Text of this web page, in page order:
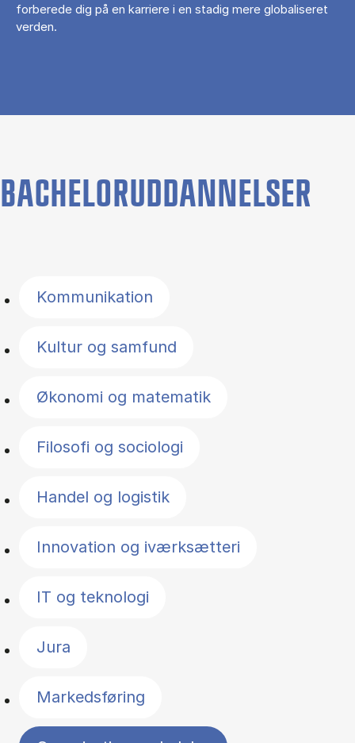
forberede dig på en karriere i en stadig mere globaliseret
verden.
BACHELORUDDANNELSER
Kommunikation
Kultur og samfund
Økonomi og matematik
Filosofi og sociologi
Handel og logistik
Innovation og iværksætteri
IT og teknologi
Jura
Markedsføring